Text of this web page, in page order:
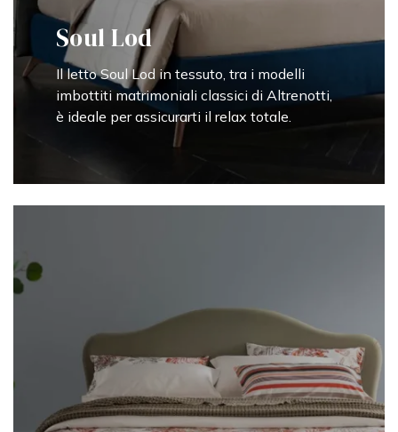
Soul Lod
Il letto Soul Lod in tessuto, tra i modelli
imbottiti matrimoniali classici di Altrenotti,
è ideale per assicurarti il relax totale.